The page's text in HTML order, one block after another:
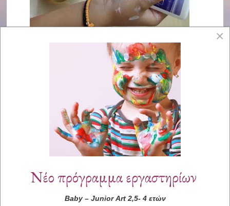
×
Νέο πρόγραμμα εργαστηρίων
Baby– Junior Art2,5- 4 ετών